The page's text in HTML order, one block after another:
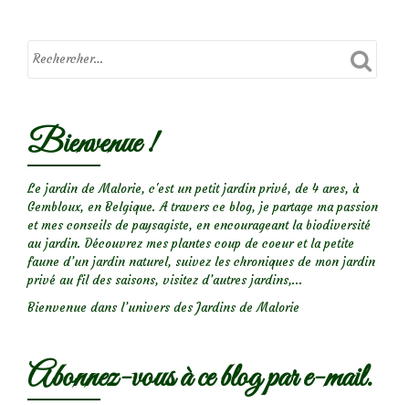
Bienvenue !
Le jardin de Malorie, c'est un petit jardin privé, de 4 ares, à
Gembloux, en Belgique. A travers ce blog, je partage ma passion
et mes conseils de paysagiste, en encourageant la biodiversité
au jardin. Découvrez mes plantes coup de coeur et la petite
faune d’un jardin naturel, suivez les chroniques de mon jardin
privé au fil des saisons, visitez d’autres jardins,...
Bienvenue dans l’univers des Jardins de Malorie
Abonnez-vous à ce blog par e-mail.